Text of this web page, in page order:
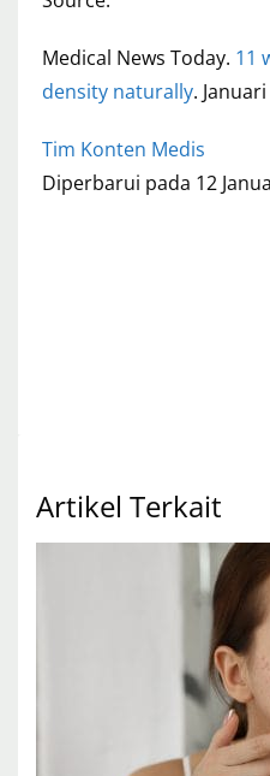
Medical News Today. 11
density naturally.
Tim Konten Medis
Diperbarui pada 12
Artikel Terkait